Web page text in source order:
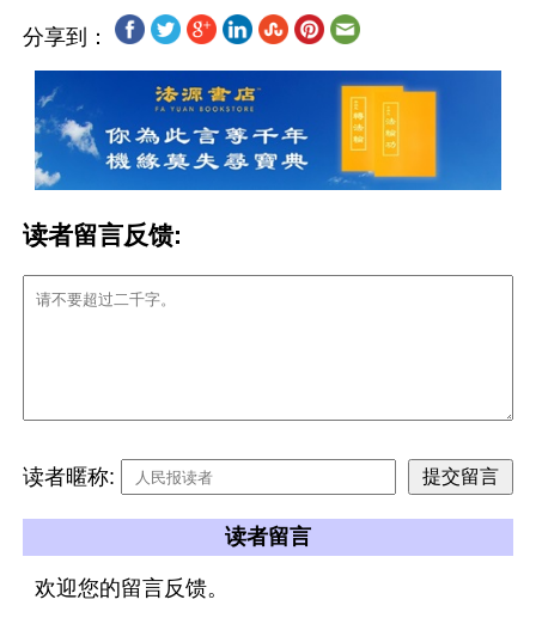
分享到：
读者留言反馈:
读者暱称:
读者留言
欢迎您的留言反馈。